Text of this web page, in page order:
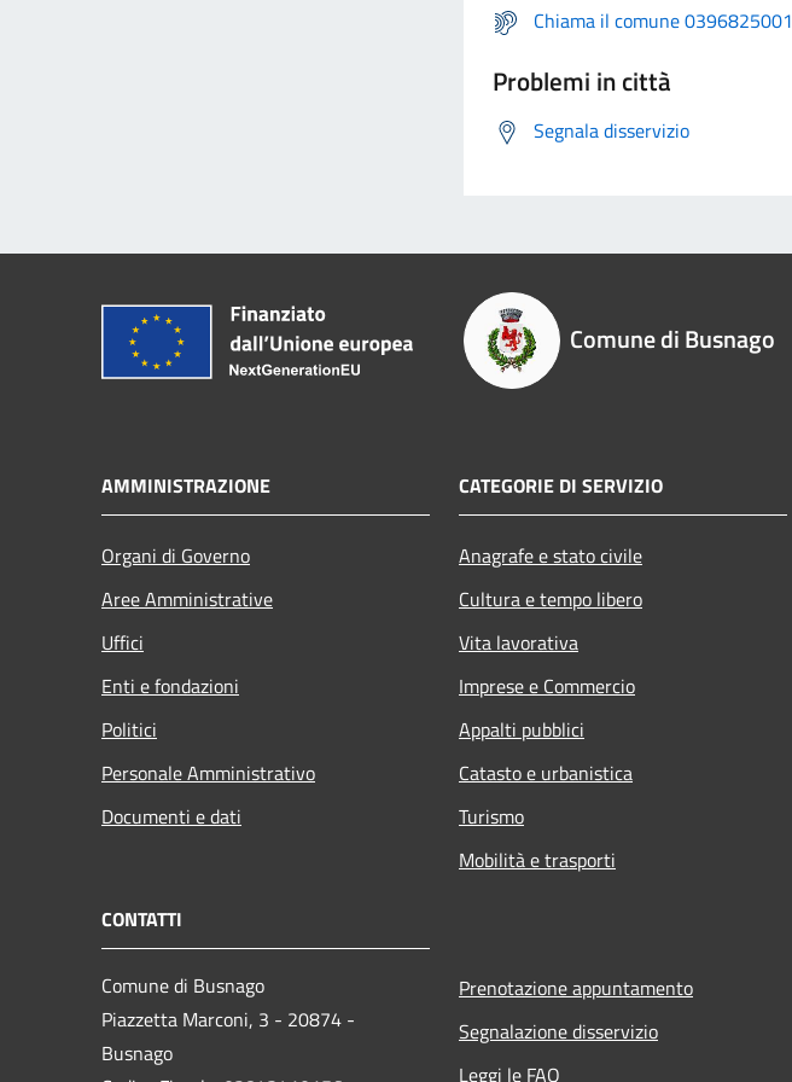
Chiama il comune 0396825001
Problemi in città
Segnala disservizio
Comune di Busnago
AMMINISTRAZIONE
Organi di Governo
Aree Amministrative
Uffici
Enti e fondazioni
Politici
Personale Amministrativo
Documenti e dati
CATEGORIE DI SERVIZIO
Anagrafe e stato civile
Cultura e tempo libero
Vita lavorativa
Imprese e Commercio
Appalti pubblici
Catasto e urbanistica
Turismo
Mobilità e trasporti
CONTATTI
Comune di Busnago
Piazzetta Marconi, 3 - 20874 -
Busnago
Prenotazione appuntamento
Segnalazione disservizio
Leggi le FAQ